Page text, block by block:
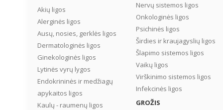
Akių ligos
Alerginės ligos
Ausų, nosies, gerklės ligos
Dermatologinės ligos
Ginekologinės ligos
Lytinės vyrų lygos
Endokrininės ir medžiagų
apykaitos ligos
Kaulų - raumenų ligos
Nervų sistemos ligos
Onkologinės ligos
Psichinės ligos
Širdies ir kraujagyslių ligos
Šlapimo sistemos ligos
Vaikų ligos
Virškinimo sistemos ligos
Infekcinės ligos
GROŽIS